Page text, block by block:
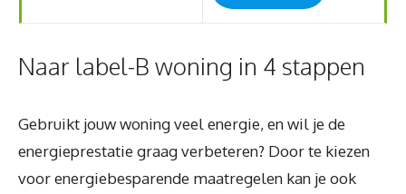
Naar label-B woning in 4 stappen
Gebruikt jouw woning veel energie, en wil je de
energieprestatie graag verbeteren? Door te kiezen
voor energiebesparende maatregelen kan je ook